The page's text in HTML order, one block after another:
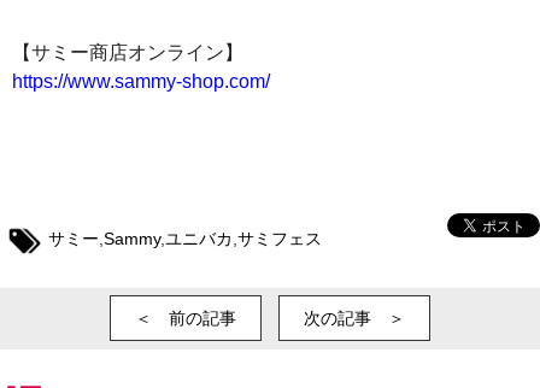
【サミー商店オンライン】
https://www.sammy-shop.com/
サミー Sammy,ユニバカ サミフェス
＜ 前の記事 次の記事 ＞